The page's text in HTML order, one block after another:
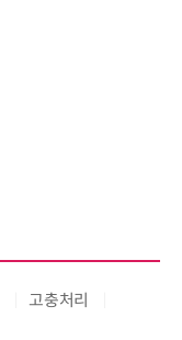
고충처리